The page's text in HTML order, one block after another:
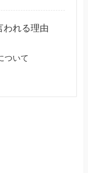
われる理由
ついて